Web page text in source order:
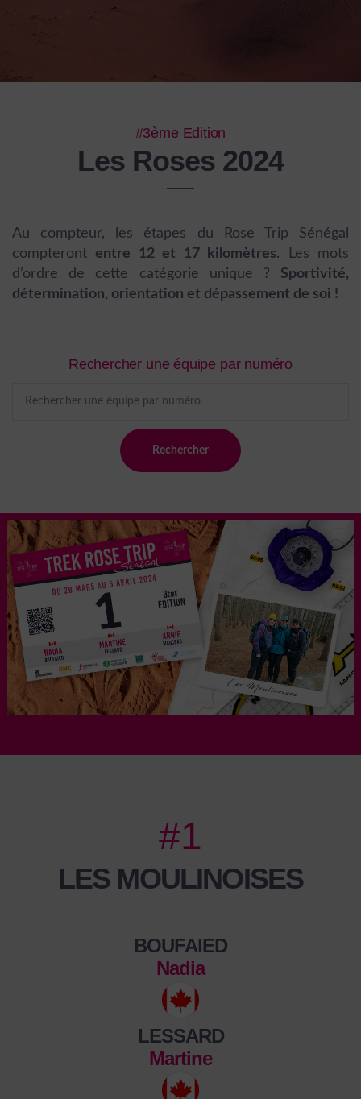
#3ème Edition
Les Roses 2024
Au compteur, les étapes du Rose Trip Sénégal
compteront entre 12 et 17 kilomètres. Les mots
d’ordre de cette catégorie unique ? Sportivité,
détermination, orientation et dépassement de soi !
Rechercher une équipe par numéro
Rechercher
#1
LES MOULINOISES
BOUFAIED
Nadia
LESSARD
Martine